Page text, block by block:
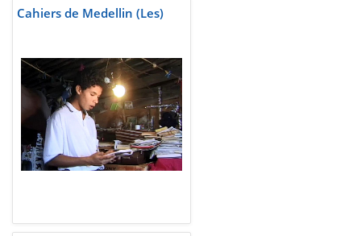
Cahiers de Medellin (Les)